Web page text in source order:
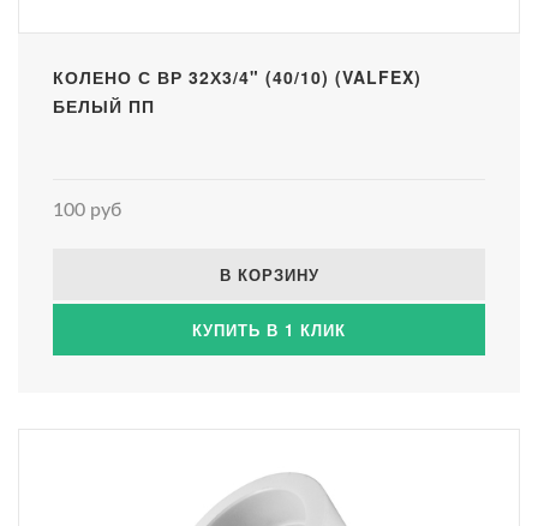
КОЛЕНО С ВР 32Х3/4" (40/10) (VALFEX)
БЕЛЫЙ ПП
100 руб
В КОРЗИНУ
КУПИТЬ В 1 КЛИК